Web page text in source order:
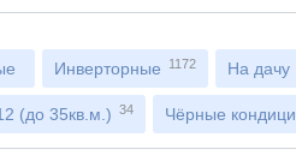
Инверторные 1172 На дачу
(до 35кв.м.) 34 Чёрные